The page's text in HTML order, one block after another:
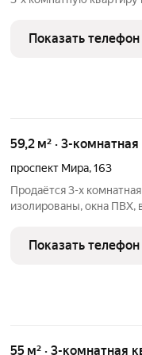
на 5 этаже 6-этажного
планировочное
Показать телефон
59,2 м² · 3-
проспект Мира,163
Продаётся 3-х
изолированы, окна ПВХ,
подъезде окна ПВХ,
Рядом с домом есть всё
Показать телефон
55 м² · 3-комнатная